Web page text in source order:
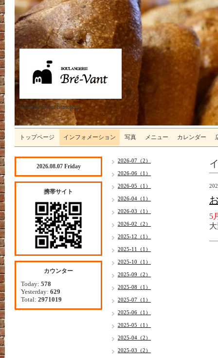
Welcome to our homepage
トップページ インフォメーション 写真 メニュー カレンダー
5
2026-07（2）
2026-06（1）
2026-05（1）
2026-04（1）
2026-03（1）
2026-02（2）
2025-12（1）
2025-11（1）
2025-10（1）
2025-09（2）
2025-08（1）
2025-07（1）
2025-06（1）
2025-05（1）
2025-04（2）
2025-03（2）
2026.08.07 Friday
携帯サイト
カウンター
Today: 578
Yesterday: 629
Total: 2971019